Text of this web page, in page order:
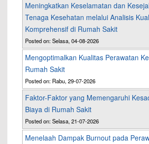
Meningkatkan Keselamatan dan
Tenaga Kesehatan melalui Analisis
Komprehensif di Rumah Sakit
Posted on: Selasa, 04-08-2026
Mengoptimalkan Kualitas Perawatan
Rumah Sakit
Posted on: Rabu, 29-07-2026
Faktor-Faktor yang Memengaruhi
Biaya di Rumah Sakit
Posted on: Selasa, 21-07-2026
Menelaah Dampak Burnout pada